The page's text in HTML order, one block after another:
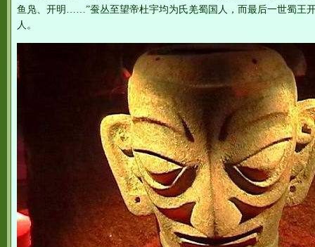
鱼凫、开明……”蚕丛至望帝杜宇均为氏羌蜀国人，而最后一世蜀王
人。